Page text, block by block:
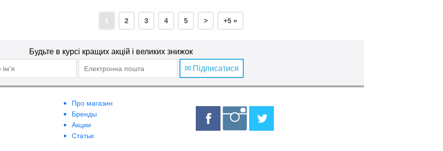
1 2 3 4 5 > +5 »
Будьте в курсі кращих акцій і великих знижок
✉ Підписатися
Про магазин
Бренды
Акции
Статьи